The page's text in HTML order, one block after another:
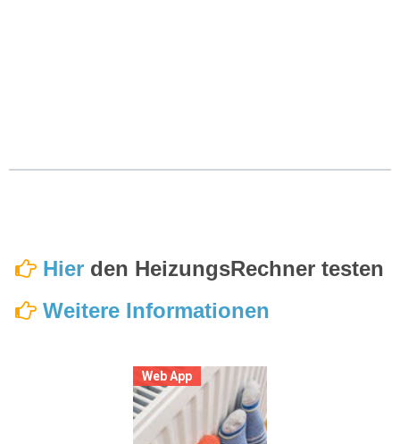
Hier den HeizungsRechner testen
Weitere Informationen
Web App